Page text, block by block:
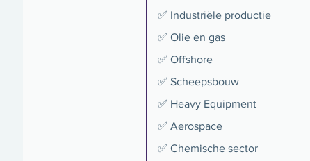
✅ Industriële productie
✅ Olie en gas
✅ Offshore
✅ Scheepsbouw
✅ Heavy Equipment
✅ Aerospace
✅ Chemische sector